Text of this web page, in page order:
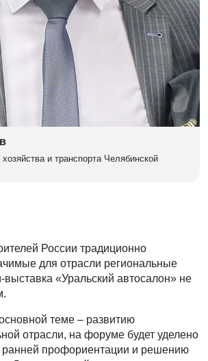
и транспорта Челябинской
России традиционно
для отрасли региональные
а «Уральский автосалон» не
теме – развитию
отрасли, на форуме будет уделено
профориентации и решению